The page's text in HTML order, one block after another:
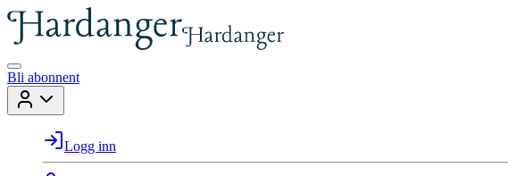
Bli abonnent
Logg inn